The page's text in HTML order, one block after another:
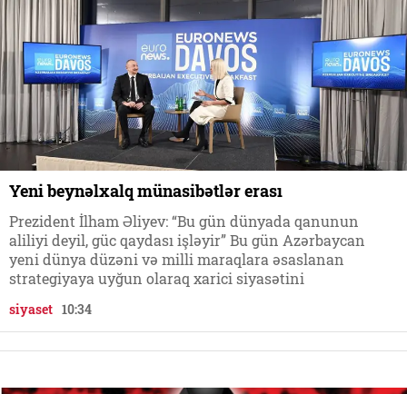
Yeni beynəlxalq münasibətlər erası
Prezident İlham Əliyev: “Bu gün dünyada qanunun
aliliyi deyil, güc qaydası işləyir” Bu gün Azərbaycan
yeni dünya düzəni və milli maraqlara əsaslanan
strategiyaya uyğun olaraq xarici siyasətini
siyaset 10:34